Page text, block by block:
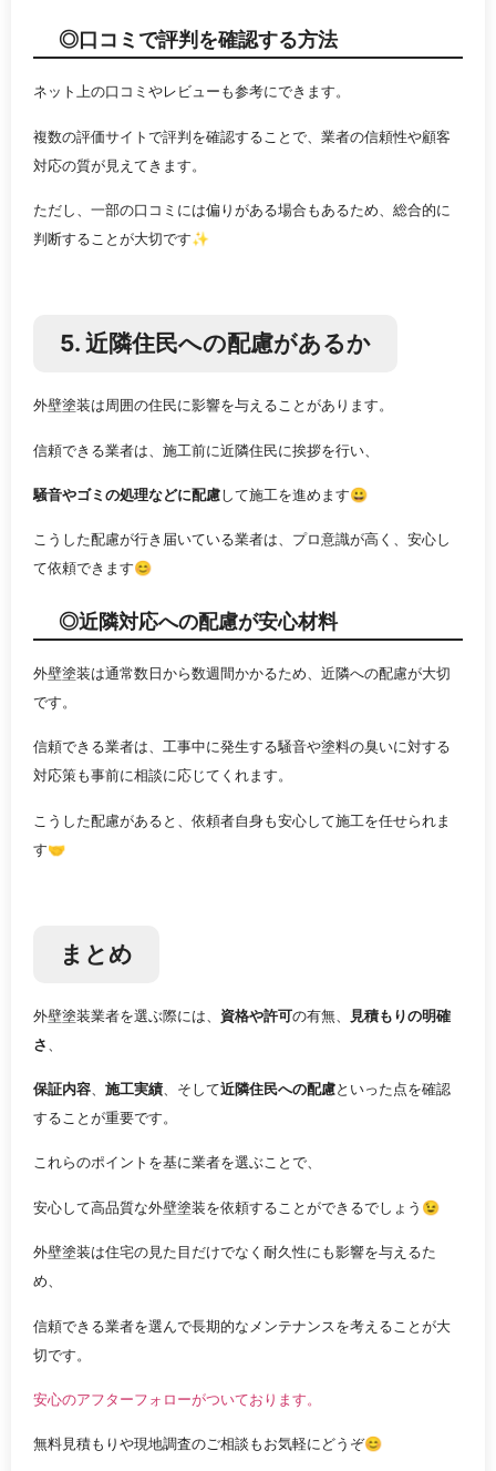
◎口コミで評判を確認する方法
ネット上の口コミやレビューも参考にできます。
複数の評価サイトで評判を確認することで、業者の信頼性や顧客
対応の質が見えてきます。
ただし、一部の口コミには偏りがある場合もあるため、総合的に
判断することが大切です✨
5. 近隣住民への配慮があるか
外壁塗装は周囲の住民に影響を与えることがあります。
信頼できる業者は、施工前に近隣住民に挨拶を行い、
騒音やゴミの処理などに配慮して施工を進めます😀
こうした配慮が行き届いている業者は、プロ意識が高く、安心し
て依頼できます😊
◎近隣対応への配慮が安心材料
外壁塗装は通常数日から数週間かかるため、近隣への配慮が大切
です。
信頼できる業者は、工事中に発生する騒音や塗料の臭いに対する
対応策も事前に相談に応じてくれます。
こうした配慮があると、依頼者自身も安心して施工を任せられま
す🤝
まとめ
外壁塗装業者を選ぶ際には、 資格や許可の有無、
見積もりの明確
さ
保証内容 施工実績 、そして近隣住民への配慮といった点を確認
することが重要です。
これらのポイントを基に業者を選ぶことで、
安心して高品質な外壁塗装を依頼することができるでしょう😉
外壁塗装は住宅の見た目だけでなく耐久性にも影響を与えるた
め、
信頼できる業者を選んで長期的なメンテナンスを考えることが大
切です。
安心のアフターフォローがついております。
無料見積もりや現地調査のご相談もお気軽にどうぞ😊